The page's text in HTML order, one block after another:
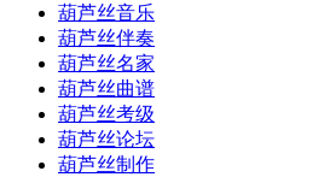
葫芦丝音乐
葫芦丝伴奏
葫芦丝名家
葫芦丝曲谱
葫芦丝考级
葫芦丝论坛
葫芦丝制作